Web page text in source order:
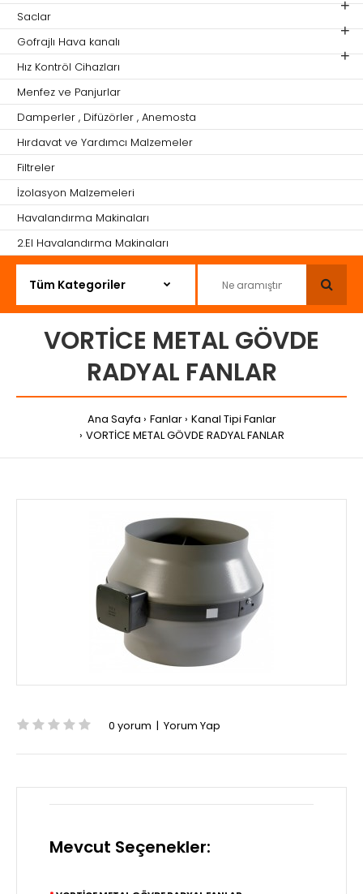
Saclar
Gofrajlı Hava kanalı
Hız Kontröl Cihazları
Menfez ve Panjurlar
Damperler , Difüzörler , Anemosta
Hırdavat ve Yardımcı Malzemeler
Filtreler
İzolasyon Malzemeleri
Havalandırma Makinaları
2.El Havalandırma Makinaları
VORTİCE METAL GÖVDE
RADYAL FANLAR
Ana Sayfa Fanlar
Kanal Tipi Fanlar
VORTİCE METAL GÖVDE RADYAL FANLAR
0 yorum | Yorum Yap
Mevcut Seçenekler: